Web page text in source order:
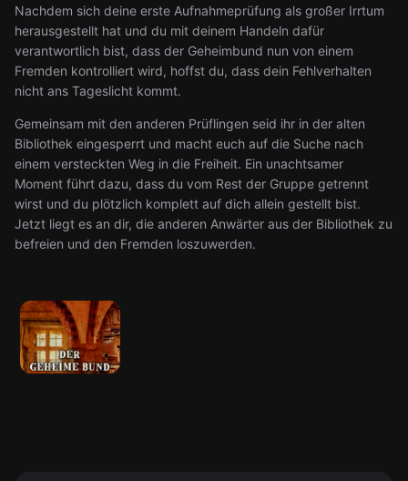
Nachdem sich deine erste Aufnahmeprüfung als großer Irrtum
herausgestellt hat und du mit deinem Handeln dafür
verantwortlich bist, dass der Geheimbund nun von einem
Fremden kontrolliert wird, hoffst du, dass dein Fehlverhalten
nicht ans Tageslicht kommt.
Gemeinsam mit den anderen Prüflingen seid ihr in der alten
Bibliothek eingesperrt und macht euch auf die Suche nach
einem versteckten Weg in die Freiheit. Ein unachtsamer
Moment führt dazu, dass du vom Rest der Gruppe getrennt
wirst und du plötzlich komplett auf dich allein gestellt bist.
Jetzt liegt es an dir, die anderen Anwärter aus der Bibliothek zu
befreien und den Fremden loszuwerden.